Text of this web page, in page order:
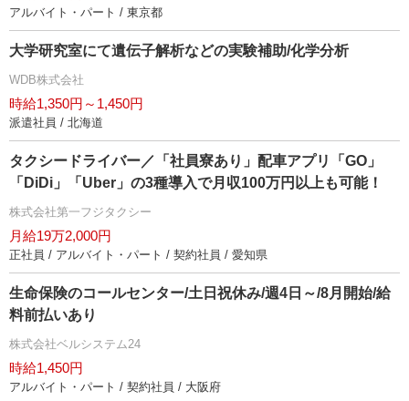
アルバイト・パート / 東京都
大学研究室にて遺伝子解析などの実験補助/化学分析
WDB株式会社
時給1,350円～1,450円
派遣社員 / 北海道
タクシードライバー／「社員寮あり」配車アプリ「GO」
「DiDi」「Uber」の3種導入で月収100万円以上も可能！
株式会社第一フジタクシー
月給19万2,000円
正社員 / アルバイト・パート / 契約社員 / 愛知県
生命保険のコールセンター/土日祝休み/週4日～/8月開始/給
料前払いあり
株式会社ベルシステム24
時給1,450円
アルバイト・パート / 契約社員 / 大阪府